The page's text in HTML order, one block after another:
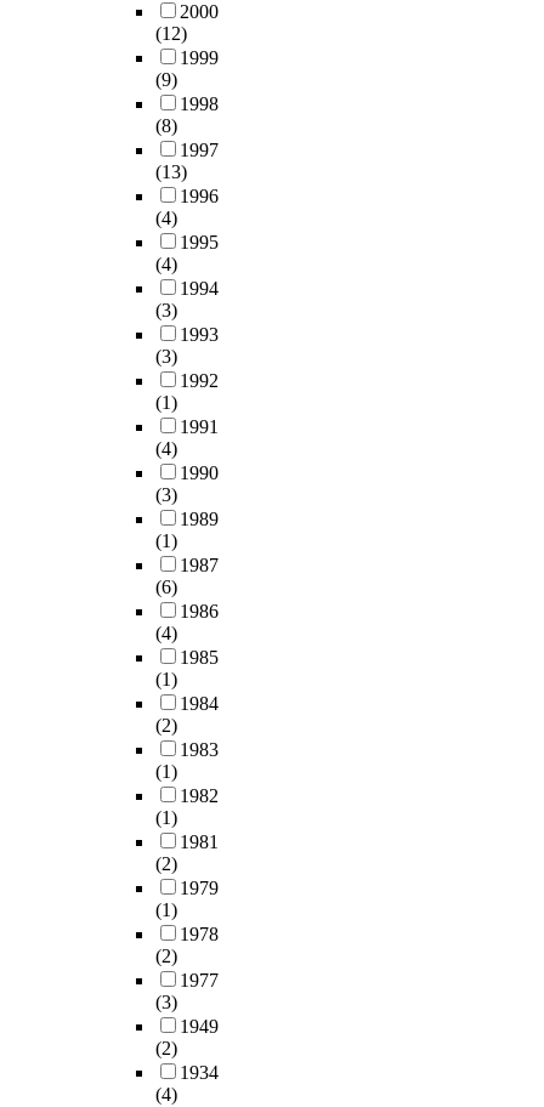
2000
(12)
1999
(9)
1998
(8)
1997
(13)
1996
(4)
1995
(4)
1994
(3)
1993
(3)
1992
(1)
1991
(4)
1990
(3)
1989
(1)
1987
(6)
1986
(4)
1985
(1)
1984
(2)
1983
(1)
1982
(1)
1981
(2)
1979
(1)
1978
(2)
1977
(3)
1949
(2)
1934
(4)